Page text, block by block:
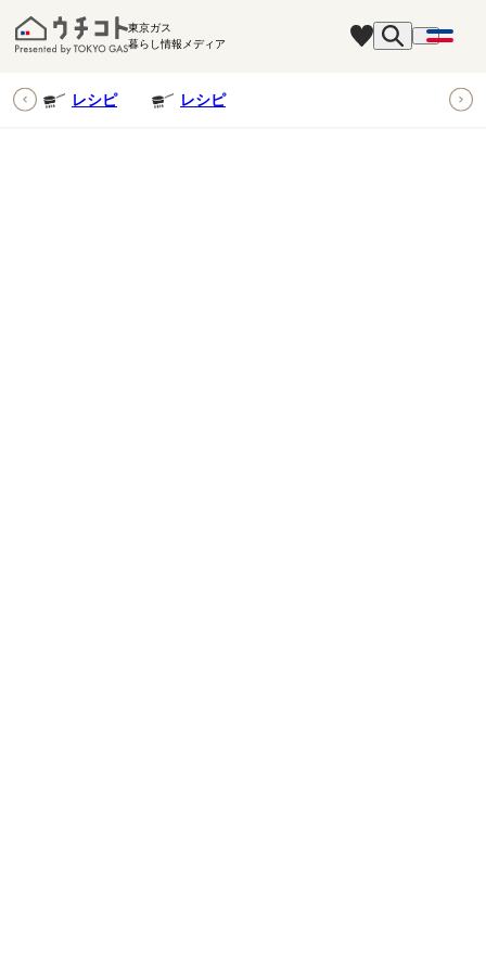
東京ガス
暮らし情報メディア
レシピ レシピ